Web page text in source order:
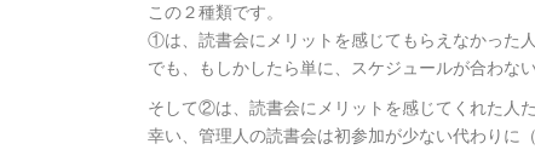
この２種類です。
①は、読書会にメリットを感じてもらえなかった
でも、もしかしたら単に、スケジュールが合わな
そして②は、読書会にメリットを感じてくれた人た
幸い、管理人の読書会は初参加が少ない代わりに